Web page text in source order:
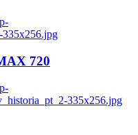
335x256.jpg
720
335x256.jpg